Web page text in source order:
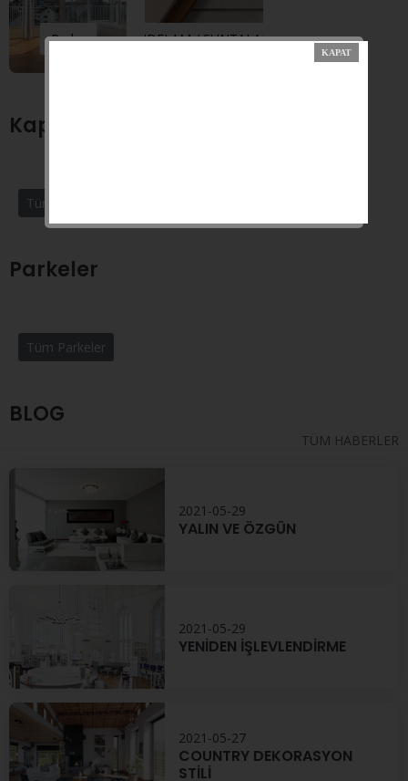
Parke MDFLAM / SUNTALAM
Kapı Modelleri
Tüm Kapılar
Parkeler
Tüm Parkeler
BLOG
TÜM HABERLER
2021-05-29
YALIN VE ÖZGÜN
2021-05-29
YENİDEN İŞLEVLENDİRME
2021-05-27
COUNTRY DEKORASYON
STİLİ